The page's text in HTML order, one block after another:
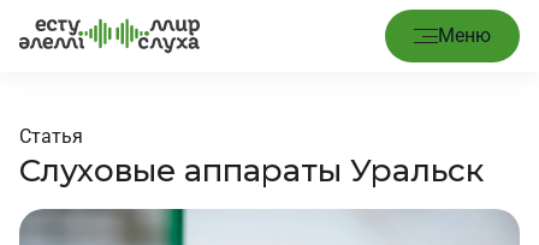
Меню
Статья
Слуховые аппараты Уральск